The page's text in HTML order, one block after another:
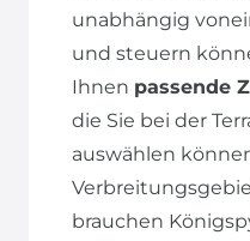
unabhängig
und steuern
Ihnen passende
die Sie bei der
auswählen
brauchen